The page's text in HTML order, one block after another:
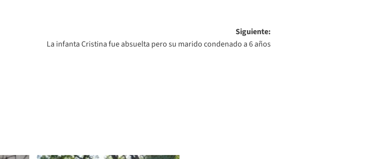
Siguiente:
La infanta Cristina fue absuelta pero su marido condenado a 6 años